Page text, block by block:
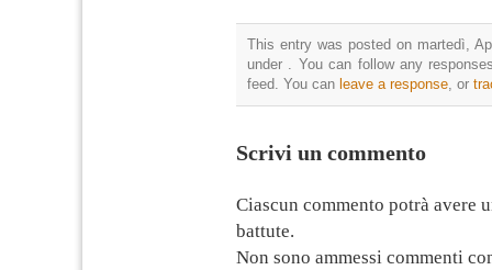
This entry was posted on martedì,
under . You can follow any
feed. You can leave a response, or
Scrivi un commento
Ciascun commento potrà avere
battute.
Non sono ammessi commenti